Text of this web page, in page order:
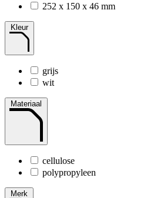
252 x 150 x 46 mm
Kleur
grijs
wit
Materiaal
cellulose
polypropyleen
Merk